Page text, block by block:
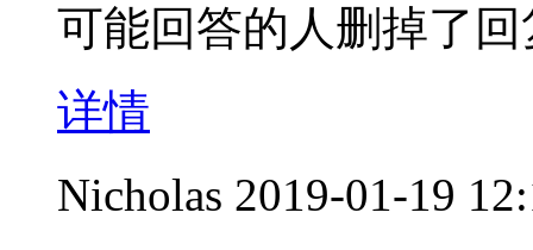
可能回答的人删掉了回
详情
Nicholas 2019-01-19